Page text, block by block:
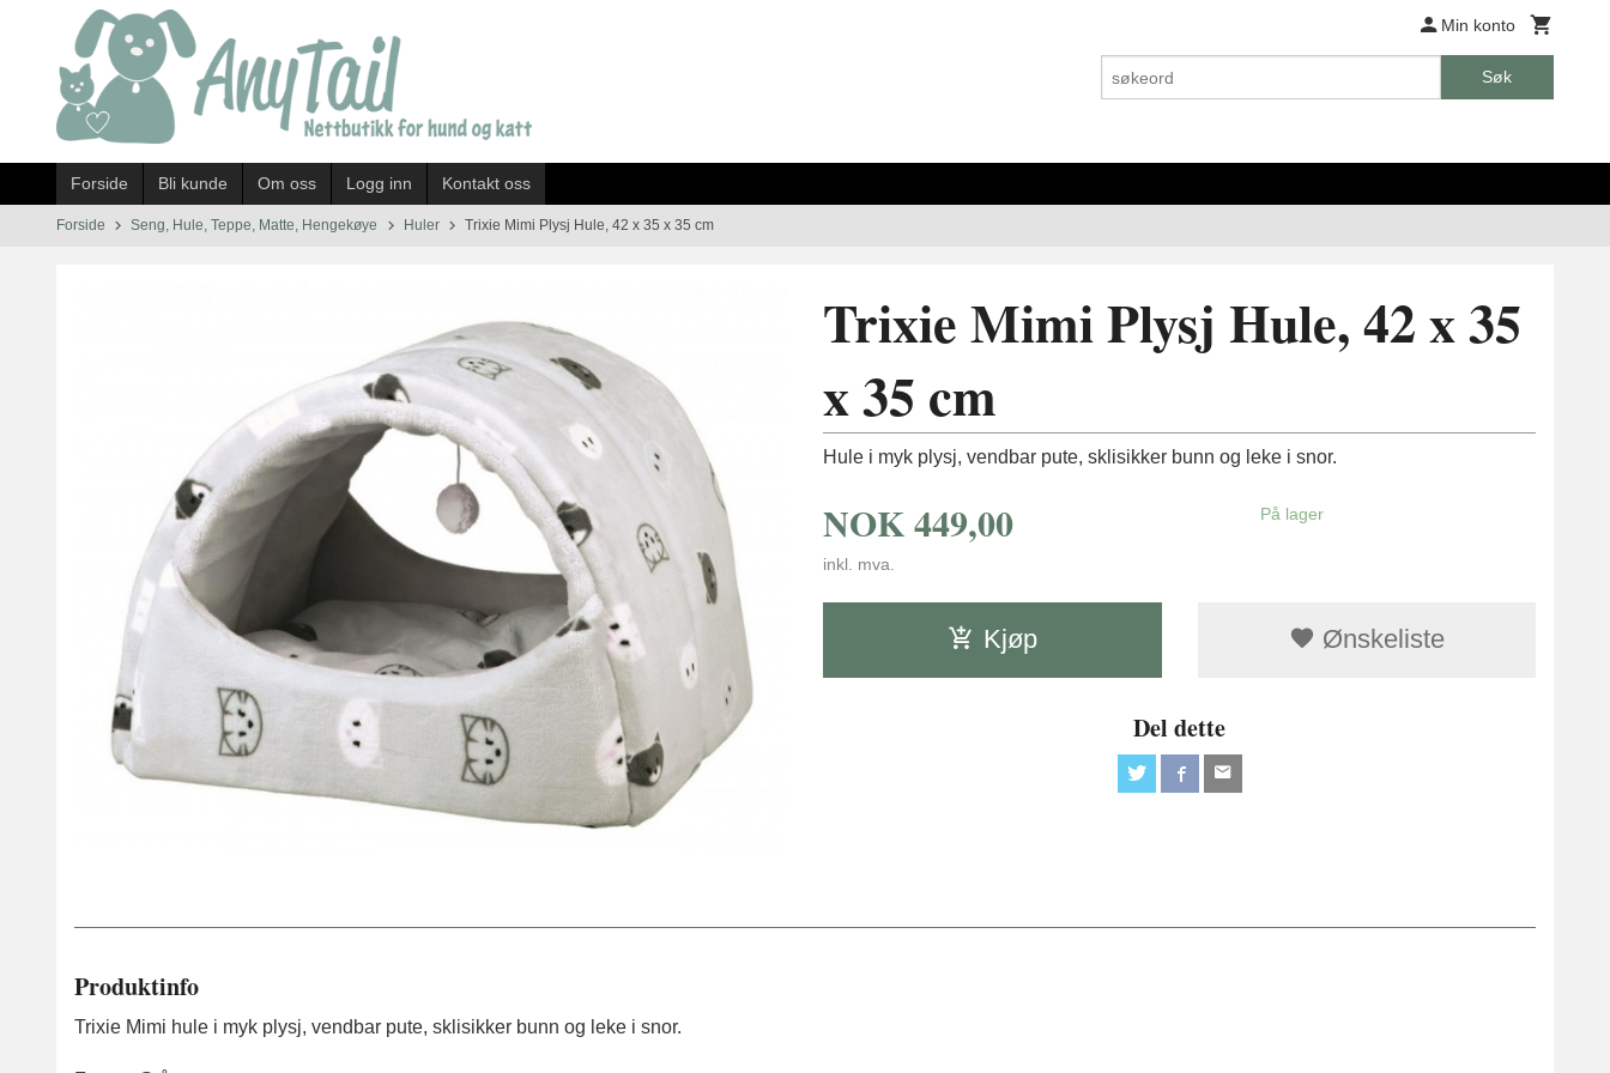
innholdet
Min konto
Søk
Forside Bli kunde Om oss Logg inn Kontakt oss
Forside Seng, Hule, Teppe, Matte, Hengekøye Huler Trixie Mimi Plysj Hule, 42 x 35 x 35 cm
Trixie Mimi Plysj Hule, 42 x 35
x 35 cm
Hule i myk plysj, vendbar pute, sklisikker bunn og leke i snor.
NOK449,00
inkl. mva.
På lager
Kjøp Ønskeliste
Del dette
Produktinfo
Trixie Mimi hule i myk plysj, vendbar pute, sklisikker bunn og leke i snor.